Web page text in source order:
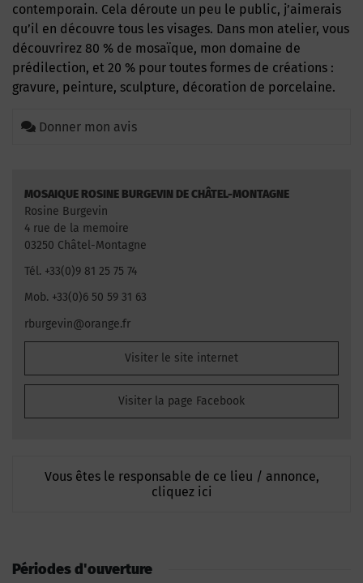
contemporain. Cela déroute un peu le public, j’aimerais
qu’il en découvre tous les visages. Dans mon atelier, vous
découvrirez 80 % de mosaïque, mon domaine de
prédilection, et 20 % pour toutes formes de créations :
gravure, peinture, sculpture, décoration de porcelaine.
Donner mon avis
MOSAIQUE ROSINE BURGEVIN DE CHÂTEL-MONTAGNE
Rosine Burgevin
4 rue de la memoire
03250 Châtel-Montagne
Tél. +33(0)9 81 25 75 74
Mob. +33(0)6 50 59 31 63
rburgevin@orange.fr
Visiter le site internet
Visiter la page Facebook
Vous êtes le responsable de ce lieu / annonce,
cliquez ici
Périodes d'ouverture